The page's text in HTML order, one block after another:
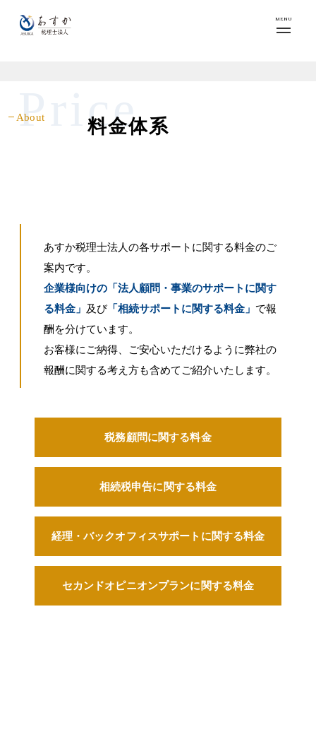
MENU
About
Price
料金体系
あすか税理士法人の各サポートに関する料金のご
案内です。
企業様向けの「法人顧問・事業のサポートに関す
る料金」 及び「相続サポートに関する料金」 で報
酬を分けています。
お客様にご納得、ご安心いただけるように弊社の
報酬に関する考え方も含めてご紹介いたします。
税務顧問に関する料金
相続税申告に関する料金
経理・バックオフィスサポートに関する料金
セカンドオピニオンプランに関する料金